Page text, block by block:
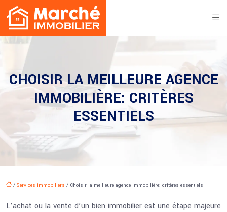
CHOISIR LA MEILLEURE AGENCE
IMMOBILIÈRE: CRITÈRES
ESSENTIELS
/ Services immobiliers / Choisir la meilleure agence immobilière: critères essentiels
L’achat ou la vente d’un bien immobilier est une étape majeure